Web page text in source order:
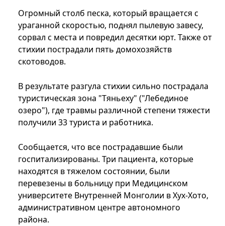
Огромный столб песка, который вращается с
ураганной скоростью, поднял пылевую завесу,
сорвал с места и повредил десятки юрт. Также от
стихии пострадали пять домохозяйств
скотоводов.
В результате разгула стихии сильно пострадала
туристическая зона "Тяньеху" ("Лебединое
озеро"), где травмы различной степени тяжести
получили 33 туриста и работника.
Сообщается, что все пострадавшие были
госпитализированы. Три пациента, которые
находятся в тяжелом состоянии, были
перевезены в больницу при Медицинском
университете Внутренней Монголии в Хух-Хото,
административном центре автономного
района.